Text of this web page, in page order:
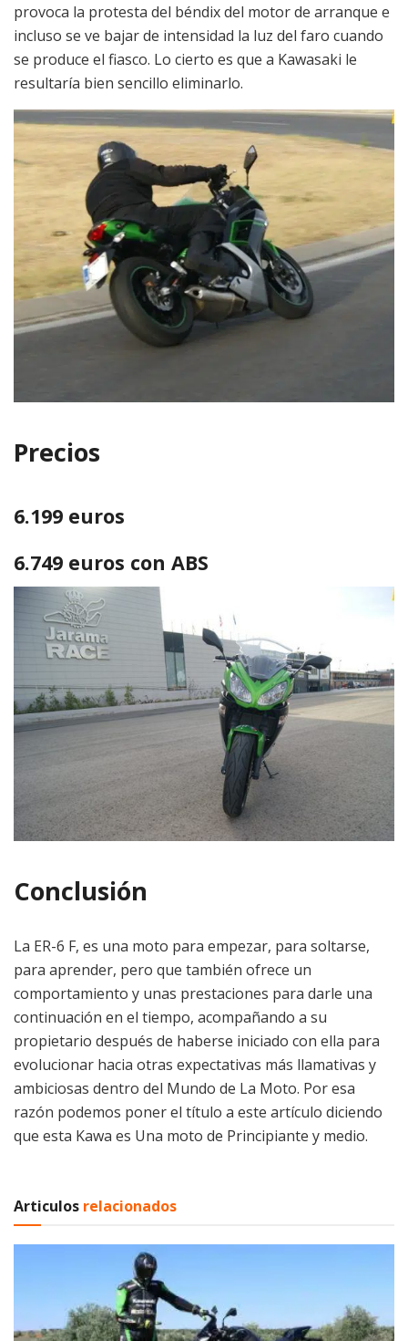
provoca la protesta del béndix del motor de arranque e
incluso se ve bajar de intensidad la luz del faro cuando
se produce el fiasco. Lo cierto es que a Kawasaki le
resultaría bien sencillo eliminarlo.
Precios
6.199 euros
6.749 euros con ABS
Conclusión
La ER-6 F, es una moto para empezar, para soltarse,
para aprender, pero que también ofrece un
comportamiento y unas prestaciones para darle una
continuación en el tiempo, acompañando a su
propietario después de haberse iniciado con ella para
evolucionar hacia otras expectativas más llamativas y
ambiciosas dentro del Mundo de La Moto. Por esa
razón podemos poner el título a este artículo diciendo
que esta Kawa es Una moto de Principiante y medio.
Articulos relacionados